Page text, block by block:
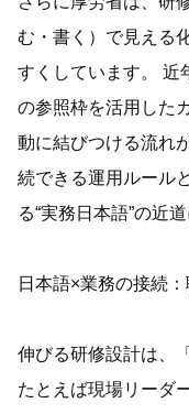
む・書く）で見える
すくしています。 近
の参照枠を活用した
動に結びつける流れ
続できる運用ルール
る“実務日本語”の近
日本語×業務の接続
伸びる研修設計は、
たとえば現場リーダ